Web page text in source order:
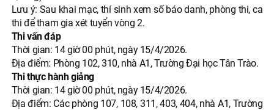
Lưu ý: Sau khai mạc, thí sinh xem số báo danh, phòng thi, ca
thi để tham gia xét tuyển vòng 2.
Thi vấn đáp
Thời gian: 14 giờ 00 phút, ngày 15/4/2026.
Địa điểm: Phòng 102, 310, nhà A1, Trường Đại học Tân Trào.
Thi thực hành giảng
Thời gian: 14 giờ 00 phút, ngày 15/4/2026.
Địa điểm: Các phòng 107, 108, 311, 403, 404, nhà A1, Trường